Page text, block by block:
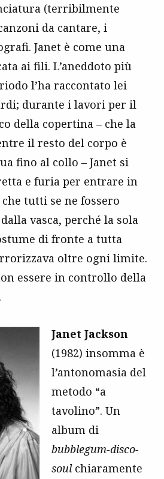
(terribilmente
da cantare, i
Janet è come una
ai fili. L’aneddoto più
l’ha raccontato lei
durante i lavori per il
della copertina – che la
il resto del corpo è
fino al collo – Janet si
e furia per entrare in
tutti se ne fossero
vasca, perché la sola
di fronte a tutta
oltre ogni limite.
essere in controllo della
Janet Jackson
(1982) insomma è
l’antonomasia del
metodo “a
tavolino”. Un
album di
bubblegum-disco-
soulchiaramente